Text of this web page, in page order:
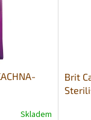
Skladem
Brit